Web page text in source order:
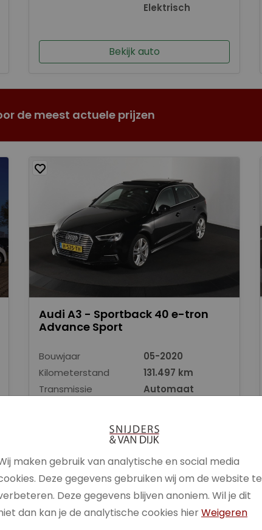
Elektrisch
Bekijk auto
de meest actuele prijzen
Audi A3 - Sportback 40 e-tron
Advance Sport
Bouwjaar
05-2020
Kilometerstand
131.497 km
Transmissie
Automaat
Elektrisch
Bekijk auto
maken gebruik van analytische en social media
Deze gegevens gebruiken wij om de website te
Deze gegevens blijven anoniem. Wil je dit
dan kan je de analytische cookies hierWeigeren